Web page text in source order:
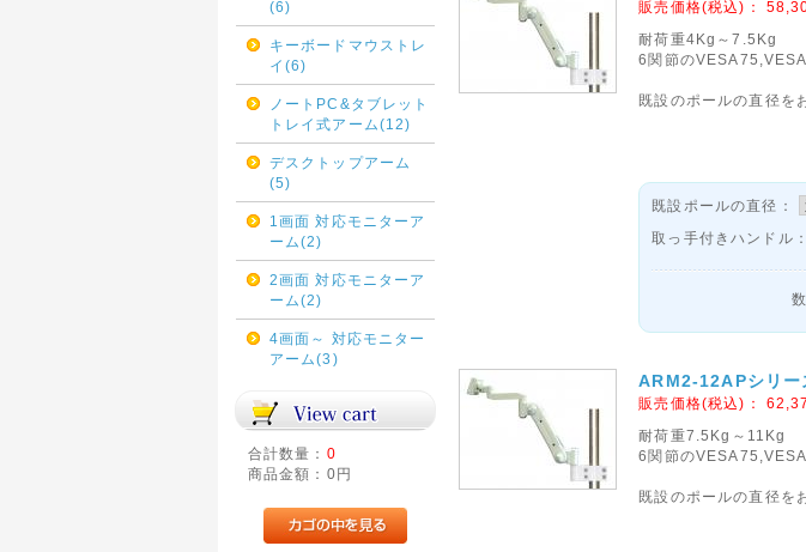
(6)
キーボードマウストレ
イ(6)
ノートPC&タブレット
トレイ式アーム(12)
デスクトップアーム
(5)
1画面 対応モニターア
ーム(2)
2画面 対応モニターア
ーム(2)
4画面～ 対応モニター
アーム(3)
合計数量： 0
商品金額： 0円
販売価格(税込)：
耐荷重4Kg～7.5Kg
6関節の
既設のポールの直径を
既設ポールの直径：
取っ手付きハンドル：
ARM2-12APシリー
販売価格(税込)：
耐荷重7.5Kg～11Kg
6関節の
既設のポールの直径を